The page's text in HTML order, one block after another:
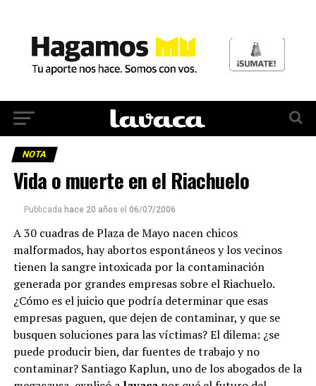
NOTA
Vida o muerte en el Riachuelo
Publicada hace 20 años el 06/07/2006
A 30 cuadras de Plaza de Mayo nacen chicos
malformados, hay abortos espontáneos y los vecinos
tienen la sangre intoxicada por la contaminación
generada por grandes empresas sobre el Riachuelo.
¿Cómo es el juicio que podría determinar que esas
empresas paguen, que dejen de contaminar, y que se
busquen soluciones para las víctimas? El dilema: ¿se
puede producir bien, dar fuentes de trabajo y no
contaminar? Santiago Kaplun, uno de los abogados de la